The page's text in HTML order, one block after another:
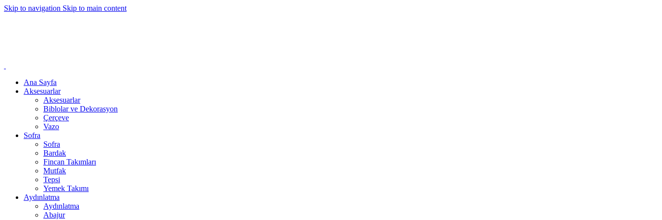
Skip to navigation Skip to main content
Ana Sayfa
Aksesuarlar
Aksesuarlar
Biblolar ve Dekorasyon
Çerçeve
Vazo
Sofra
Sofra
Bardak
Fincan Takımları
Mutfak
Tepsi
Yemek Takımı
Aydınlatma
Aydınlatma
Abajur